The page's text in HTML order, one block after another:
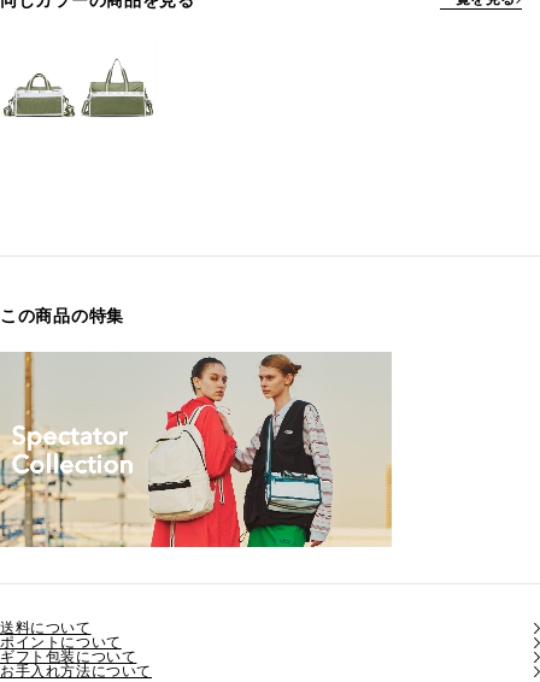
この商品の特集
送料について
ポイントについて
ギフト包装について
お手入れ方法について